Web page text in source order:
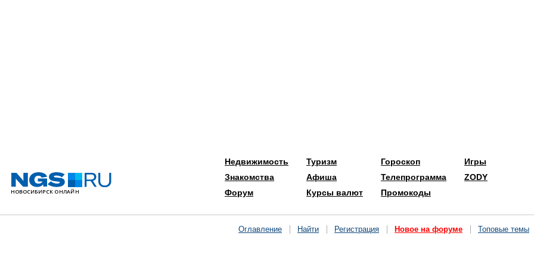
Недвижимость
Знакомства
Форум
Туризм
Афиша
Курсы валют
Гороскоп
Телепрограмма
Промокоды
Игры
ZODY
Оглавление Найти Регистрация Новое на форуме Топовые темы